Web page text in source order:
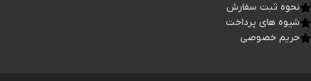
نحوه ثبت سفارش
شیوه های پرداخت
حریم خصوصی